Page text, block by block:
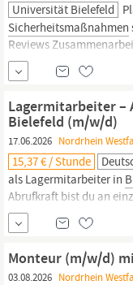
Universität Bielefeld
Sicherheitsmaßnahmen
Reviews
Bewältigung von
einer nachhaltigen
Lagermitarbeiter –
Bielefeld (m/w/d)
17.06.2026 Nordrhein
15,37 € / Stunde
als Lagermitarbeiter in
Abrufkraft bist du an
uns tätig. Nach einer
deinem neuen
Stundenlohn + 25%
(bis 6:00 Uhr)
Monteur (m/w/d)
03.08.2026 Nordrhein